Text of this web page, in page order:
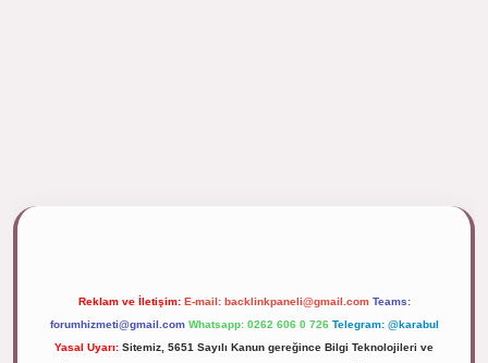
Reklam ve İletişim: E-mail: backlinkpaneli@gmail.com Teams:
forumhizmeti@gmail.com Whatsapp: 0262 606 0 726 Telegram: @karabul
Yasal Uyarı: Sitemiz, 5651 Sayılı Kanun gereğince Bilgi Teknolojileri ve